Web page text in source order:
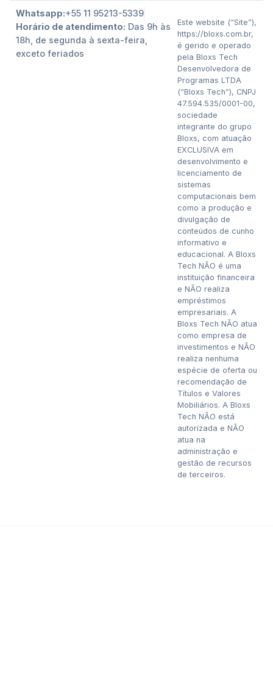
Whatsapp:+55 11 95213-5339
Horário de atendimento: Das 9h às
18h, de segunda à sexta-feira,
exceto feriados
Este website (“Site”),
https://bloxs.com.br,
é gerido e operado
pela Bloxs Tech
Desenvolvedora de
Programas LTDA
(“Bloxs Tech”), CNPJ
47.594.535/0001-00,
sociedade
integrante do grupo
Bloxs, com atuação
EXCLUSIVA em
desenvolvimento e
licenciamento de
sistemas
computacionais bem
como a produção e
divulgação de
conteúdos de cunho
informativo e
educacional. A Bloxs
Tech NÃO é uma
instituição financeira
e NÃO realiza
empréstimos
empresariais. A
Bloxs Tech NÃO atua
como empresa de
investimentos e NÃO
realiza nenhuma
espécie de oferta ou
recomendação de
Títulos e Valores
Mobiliários. A Bloxs
Tech NÃO está
autorizada e NÃO
atua na
administração e
gestão de recursos
de terceiros.